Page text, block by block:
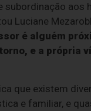
subordinação aos
Luciane
é alguém
e a própria
que existem
e familiar, e